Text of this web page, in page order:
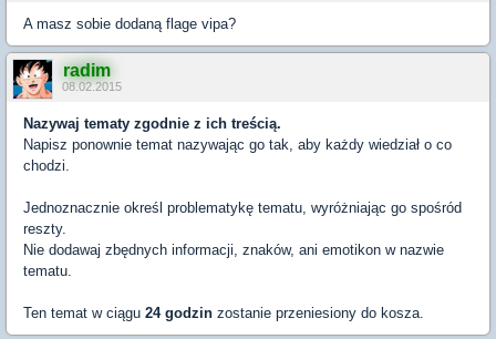
A masz sobie dodaną flage vipa?
radim
08.02.2015
Nazywaj tematy zgodnie z ich treścią.
Napisz ponownie temat nazywając go tak, aby każdy wiedział o co
chodzi.
Jednoznacznie określ problematykę tematu, wyróżniając go spośród
reszty.
Nie dodawaj zbędnych informacji, znaków, ani emotikon w nazwie
tematu.
Ten temat w ciągu 24 godzin zostanie przeniesiony do kosza.